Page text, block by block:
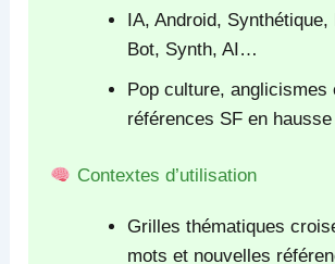
IA, Android, Synthétique,
Bot, Synth, AI…
Pop culture, anglicismes
références SF en hausse
Contextes d’utilisation
Grilles thématiques
mots et nouvelles